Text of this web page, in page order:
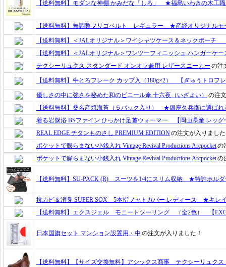
【送料無料】モダンな神棚 かみだな「しろ」 ★福島いわきの木工
【送料無料】無調整フリコベルト レギュラー ★産経オリジナ
【送料無料】＜JALオリジナル＞ワイシャツケース＆ネックポーチ
【送料無料】＜JALオリジナル＞ワンツーフィニッシュ ハンガー
テクシーリュクス スタンダード オンオフ兼用 レザースニーカー の注
【送料無料】牛とろフレーク カップ入（180g×2） 【ぎゅうトロフ
優しさの中に強さを秘めた和のビニール傘 十六夜（いざよい）
の注
【送料無料】桑名産焼海苔（５パック入り） ★銀座久兵衛に選ば
着る岩盤浴 BSファイン ひっかけ足首ウォーマー 【岡山県産 レッ
REAL EDGE チタンものさし PREMIUM EDITIONの注文が入りまし
ポケットで膨らまない小銭入れ Vintage Revival Productions Arcpocketの
ポケットで膨らまない小銭入れ Vintage Revival Productions Arcpocketの
【送料無料】SU-PACK (R) スーツを1/4にスリム収納 ★特許ホ
抗カビ＆消臭 SUPER SOX 5本指フットカバー レディース ★キレ
【送料無料】エクスジェル モニートツーリング （全2色） 【
日本国旗セット マンション設置用・中 の注文が入りました！
【送料無料】【サイズ交換無料】アシックス商事 テクシーリュク